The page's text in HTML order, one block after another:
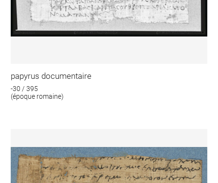
papyrus documentaire
-30 / 395
(époque romaine)